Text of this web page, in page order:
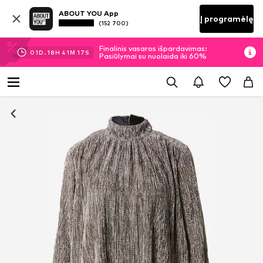
ABOUT YOU App
(152 700) Į programėlę
01D.18H 41M 16 S
Finalinis vasaros išpardavimas:
Pasiūlymai su nuolaida iki 60%